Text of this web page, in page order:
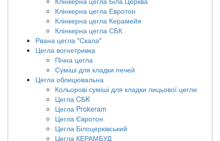
Клінкерна цегла Евротон
Клінкерна цегла Керамейя
Клінкерна цегла СБК
Рвана цегла "Скала"
Цегла вогнетривка
Пічна цегла
Суміші для кладки печей
Цегла облицювальна
Кольорові суміші для кладки лицьової цегли
Цегла CБK
Цегла Prokeram
Цегла Євротон
Цегла Білоцерківський
Цегла КЕРАМБУД